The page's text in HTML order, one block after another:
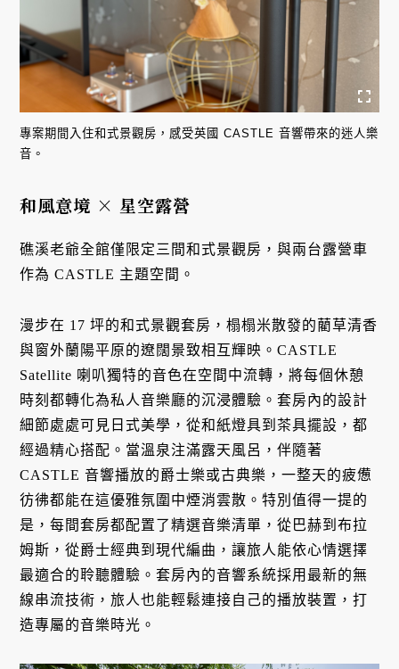
專案期間入住和式景觀房，感受英國 CASTLE 音響帶來的迷人樂
音。
和風意境 × 星空露營
礁溪老爺全館僅限定三間和式景觀房，與兩台露營車
作為 CASTLE 主題空間。
漫步在 17 坪的和式景觀套房，榻榻米散發的藺草清香
與窗外蘭陽平原的遼闊景致相互輝映。CASTLE
Satellite 喇叭獨特的音色在空間中流轉，將每個休憩
時刻都轉化為私人音樂廳的沉浸體驗。套房內的設計
細節處處可見日式美學，從和紙燈具到茶具擺設，都
經過精心搭配。當溫泉注滿露天風呂，伴隨著
CASTLE 音響播放的爵士樂或古典樂，一整天的疲憊
彷彿都能在這優雅氛圍中煙消雲散。特別值得一提的
是，每間套房都配置了精選音樂清單，從巴赫到布拉
姆斯，從爵士經典到現代編曲，讓旅人能依心情選擇
最適合的聆聽體驗。套房內的音響系統採用最新的無
線串流技術，旅人也能輕鬆連接自己的播放裝置，打
造專屬的音樂時光。